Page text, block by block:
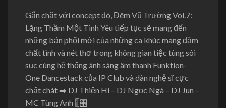
Gắn chặt với concept đó, Đêm Vũ Trường Vol.7:
Lặng Thầm Một Tình Yêu tiếp tục sẽ mang đến
những bản phối mới của những ca khúc mang đậm
chất tình và nét thơ trong không gian tiệc tùng sôi
sục cùng hệ thống ánh sáng âm thanh Funktion-
One Dancestack của IP Club và dàn nghệ sĩ cực
chất chát ➡️ DJ Thiện Hí – DJ Ngọc Ngà – DJ Jun –
MC Tùng Anh 🎚️🎛️